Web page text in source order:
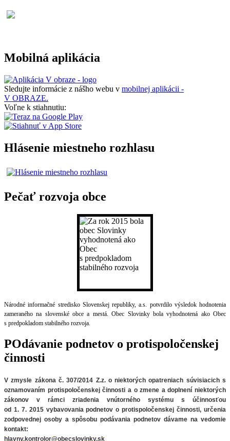
Mobilná aplikácia
Sledujte informácie z nášho webu v mobilnej aplikácii -
V OBRAZE.
Voľne k stiahnutiu:
Hlásenie miestneho rozhlasu
Pečať rozvoja obce
Národné informačné stredisko Slovenskej republiky, a.s. potvrdilo výsledok hodnotenia
zameraného na slovenské obce a mestá. Obec Slovinky bola vyhodnotená ako Obec
s predpokladom stabilného rozvoja.
POdávanie podnetov o protispoločenskej
činnosti
V zmysle zákona č. 307/2014 Z.z. o niektorých opatreniach súvisiacich s
oznamovaním protispoločenskej činnosti a o zmene a doplnení niektorých
zákonov v rámci zriadenia vnútorného systému s účinnosťou
od 1. 7. 2015 vybavovania podnetov o protispoločenskej činnosti, určenia
zodpovednej osoby a spôsobu podávania podnetov dávame na vedomie
kontakt:
hlavny.kontrolor@obecslovinky.sk